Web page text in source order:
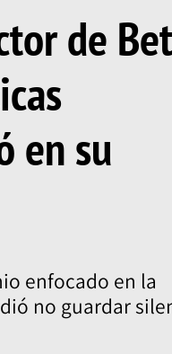
de
en su
enfocado en la
no guardar